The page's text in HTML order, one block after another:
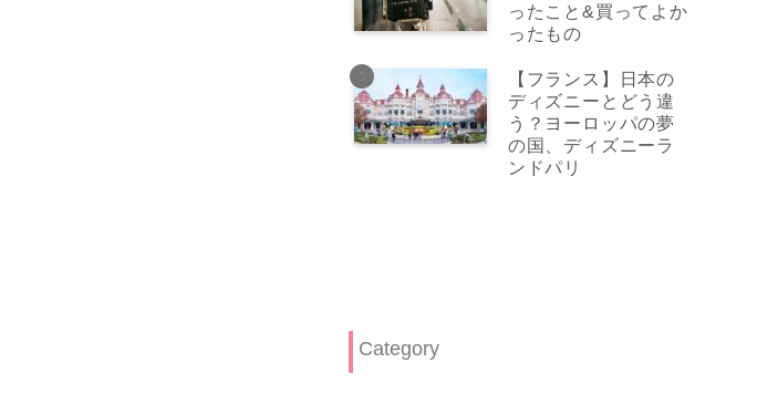
ったこと&買ってよか
ったもの
【フランス】日本の
ディズニーとどう違
う？ヨーロッパの夢
の国、ディズニーラ
ンドパリ
Category